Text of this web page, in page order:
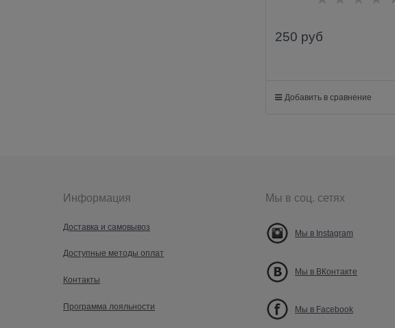
250 руб
Добавить в сравнение
Информация
Доставка и самовывоз
Доступные методы оплат
Контакты
Программа лояльности
Мы в соц. сетях
Мы в Instagram
Мы в ВКонтакте
Мы в Facebook